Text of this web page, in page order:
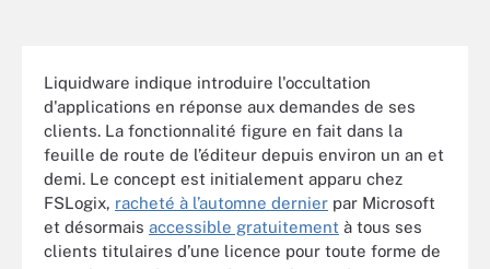
Liquidware indique introduire l'occultation
d'applications en réponse aux demandes de ses
clients. La fonctionnalité figure en fait dans la
feuille de route de l’éditeur depuis environ un an et
demi. Le concept est initialement apparu chez
FSLogix, racheté à l’automne dernier par Microsoft
et désormais accessible gratuitement à tous ses
clients titulaires d’une licence pour toute forme de